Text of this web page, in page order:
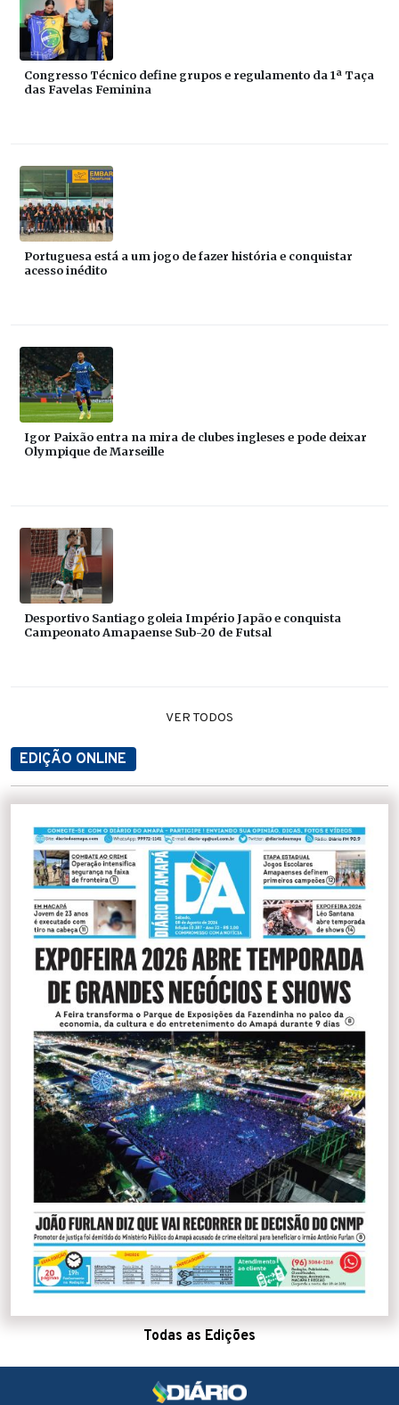
Congresso Técnico define grupos e regulamento da 1ª Taça
das Favelas Feminina
Portuguesa está a um jogo de fazer história e conquistar
acesso inédito
Igor Paixão entra na mira de clubes ingleses e pode deixar
Olympique de Marseille
Desportivo Santiago goleia Império Japão e conquista
Campeonato Amapaense Sub-20 de Futsal
VER TODOS
EDIÇÃO ONLINE
Todas as Edições